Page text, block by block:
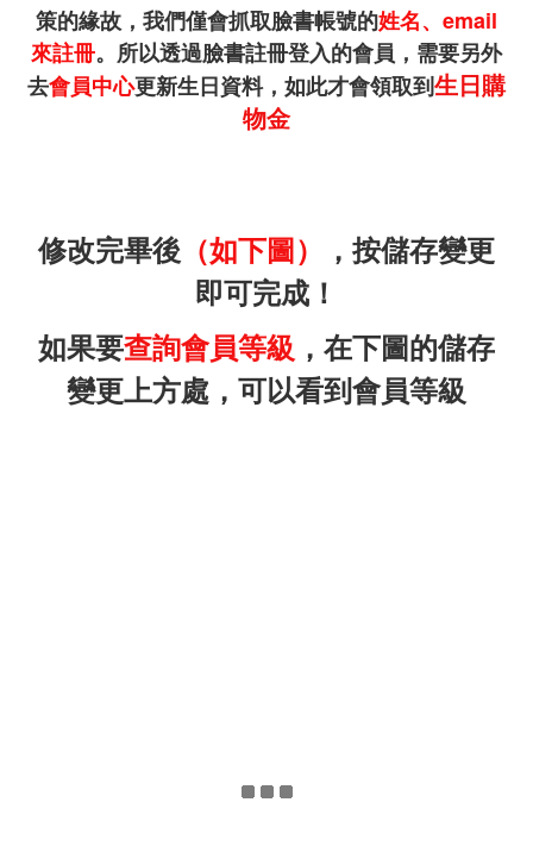
策的緣故，我們僅會抓取臉書帳號的姓名、email
來註冊。所以透過臉書註冊登入的會員，需要另外
去會員中心更新生日資料，如此才會領取到生日購
物金
修改完畢後 （如下圖）
，按儲存變更
即可完成！
如果要查詢會員等級 ，在下圖的儲存
變更上方處，可以看到會員等級